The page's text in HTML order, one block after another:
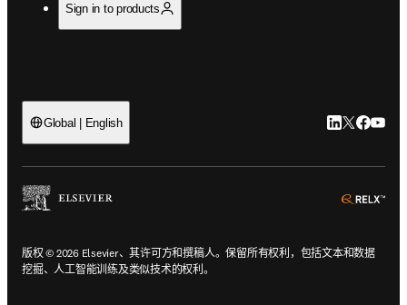
Sign in to products
Global | English LinkedIn 在
Twitter 在
版权 © 2026 Elsevier、其许可方和撰稿人。保留所有权利，包括文本和数据
挖掘、人工智能训练及类似技术的权利。